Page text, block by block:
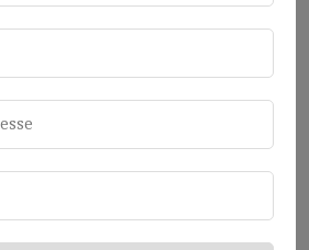
y en el desarrollo de tu
negocio, clientes y
para enfrentarte a nuevos